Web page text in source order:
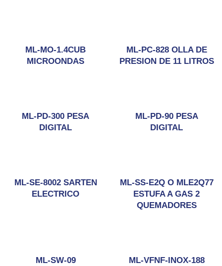
ML-MO-1.4CUB
MICROONDAS
ML-PC-828 OLLA DE
PRESION DE 11 LITROS
ML-PD-300 PESA
DIGITAL
ML-PD-90 PESA
DIGITAL
ML-SE-8002 SARTEN
ELECTRICO
ML-SS-E2Q O MLE2Q77
ESTUFA A GAS 2
QUEMADORES
ML-SW-09
ML-VFNF-INOX-188